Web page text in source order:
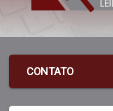
CONTATO